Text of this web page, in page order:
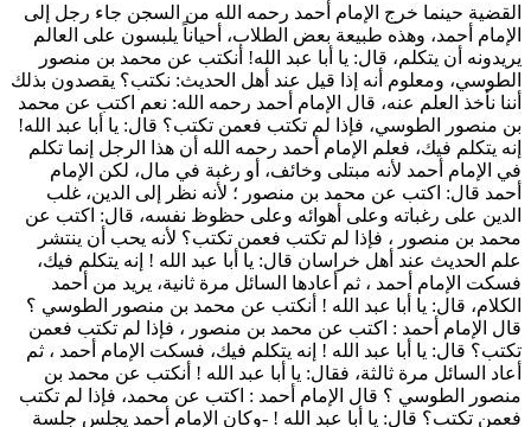
القضية حينما خرج الإمام أحمد رحمه الله من السجن جاء رجل إلى
الإمام أحمد، وهذه طبيعة بعض الطلاب، أحياناً يلبسون على العالم
يريدونه أن يتكلم، قال: يا أبا عبد الله! أنكتب عن محمد بن منصور
الطوسي، ومعلوم أنه إذا قيل عند أهل الحديث: نكتب؟ يقصدون بذلك
أننا نأخذ العلم عنه، قال الإمام أحمد رحمه الله: نعم اكتب عن محمد
بن منصور الطوسي، فإذا لم تكتب فعمن تكتب؟ قال: يا أبا عبد الله!
إنه يتكلم فيك، فعلم الإمام أحمد رحمه الله أن هذا الرجل إنما تكلم
في الإمام أحمد لأنه مبتلى وخائف، أو رغبة في مال، لكن الإمام
أحمد قال: اكتب عن محمد بن منصور ؛ لأنه نظر إلى الدين، غلب
الدين على رغباته وعلى أهوائه وعلى حظوظ نفسه، قال: اكتب عن
محمد بن منصور ، فإذا لم تكتب فعمن تكتب؟ لأنه يحب أن ينتشر
علم الحديث عند أهل خراسان قال: يا أبا عبد الله ! إنه يتكلم فيك،
فسكت الإمام أحمد ، ثم أعادها السائل مرة ثانية، يريد من أحمد
الكلام، قال: يا أبا عبد الله ! أنكتب عن محمد بن منصور الطوسي ؟
قال الإمام أحمد : اكتب عن محمد بن منصور ، فإذا لم تكتب فعمن
تكتب؟ قال: يا أبا عبد الله ! إنه يتكلم فيك، فسكت الإمام أحمد ، ثم
أعاد السائل مرة ثالثة، فقال: يا أبا عبد الله ! أنكتب عن محمد بن
منصور الطوسي ؟ قال الإمام أحمد : اكتب عن محمد، فإذا لم تكتب
فعمن تكتب؟ قال: يا أبا عبد الله ! -وكان الإمام أحمد يجلس جلسة